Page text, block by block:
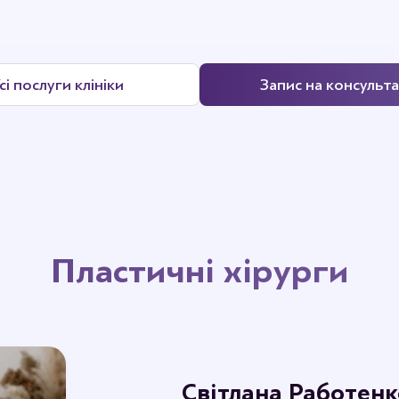
послуги клініки Запис на
Пластичні хірурги
Світлана